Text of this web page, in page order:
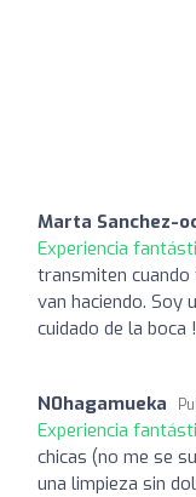
Marta Sanchez-
Experiencia
transmiten cuando
van haciendo. Soy
cuidado de la boca
N0hagamueka
Experiencia
chicas (no me se
una limpieza sin